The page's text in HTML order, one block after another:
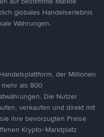
globales Handelserlebnis
Währungen.
der Millionen
als 800
Die Nutzer
verkaufen und direkt mit
ihre bevorzugten Preise
Krypto-Marktplatz